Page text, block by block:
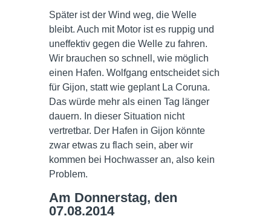
Später ist der Wind weg, die Welle
bleibt. Auch mit Motor ist es ruppig und
uneffektiv gegen die Welle zu fahren.
Wir brauchen so schnell, wie möglich
einen Hafen. Wolfgang entscheidet sich
für Gijon, statt wie geplant La Coruna.
Das würde mehr als einen Tag länger
dauern. In dieser Situation nicht
vertretbar. Der Hafen in Gijon könnte
zwar etwas zu flach sein, aber wir
kommen bei Hochwasser an, also kein
Problem.
Am Donnerstag, den
07.08.2014